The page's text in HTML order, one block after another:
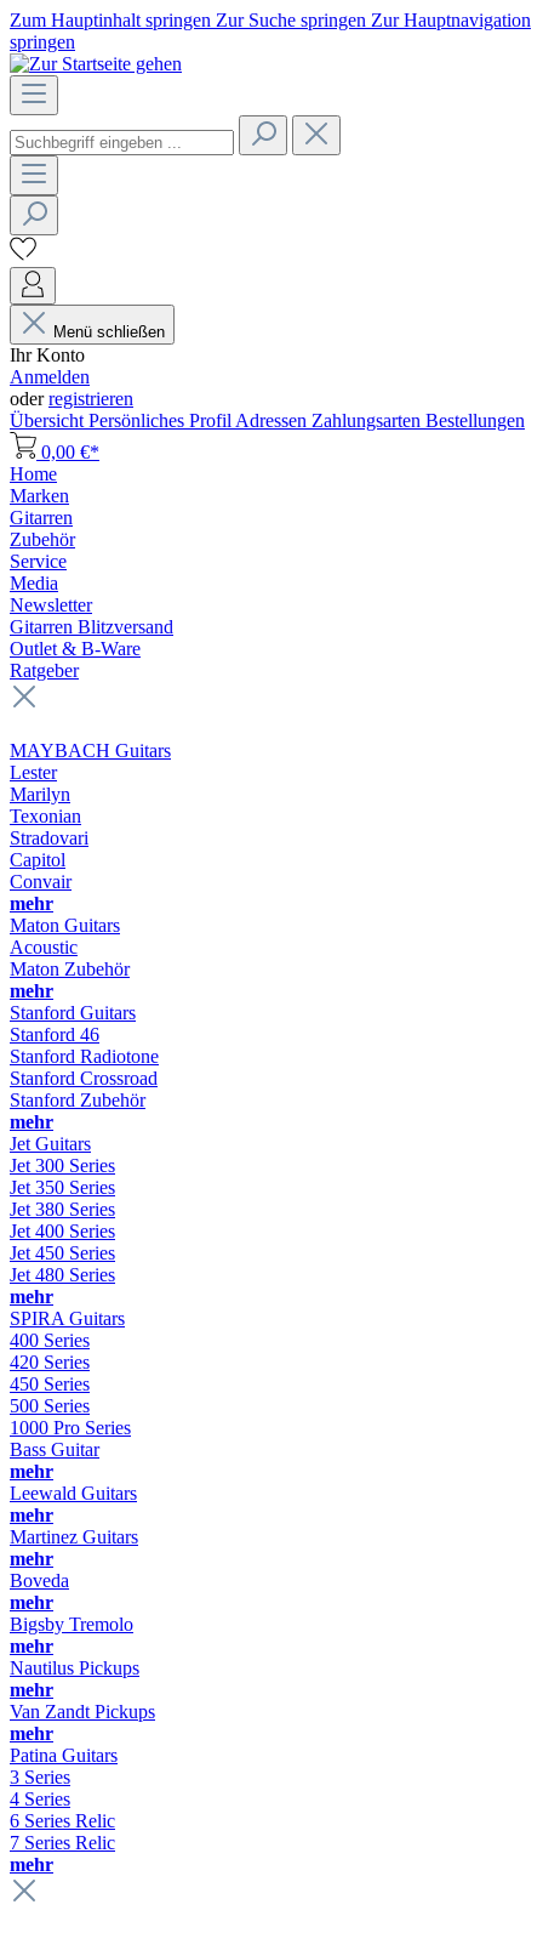
Zum Hauptinhalt springen Zur Suche springen Zur Hauptnavigation
springen
Menü schließen
Ihr Konto
Anmelden
oderregistrieren
Übersicht Persönliches Profil Adressen Zahlungsarten Bestellungen
0,00 €*
Home
Marken
Gitarren
Zubehör
Service
Media
Newsletter
Gitarren Blitzversand
Outlet & B-Ware
Ratgeber
MAYBACH Guitars
Lester
Marilyn
Texonian
Stradovari
Capitol
Convair
mehr
Maton Guitars
Acoustic
Maton Zubehör
mehr
Stanford Guitars
Stanford 46
Stanford Radiotone
Stanford Crossroad
Stanford Zubehör
mehr
Jet Guitars
Jet 300 Series
Jet 350 Series
Jet 380 Series
Jet 400 Series
Jet 450 Series
Jet 480 Series
mehr
SPIRA Guitars
400 Series
420 Series
450 Series
500 Series
1000 Pro Series
Bass Guitar
mehr
Leewald Guitars
mehr
Martinez Guitars
mehr
Boveda
mehr
Bigsby Tremolo
mehr
Nautilus Pickups
mehr
Van Zandt Pickups
mehr
Patina Guitars
3 Series
4 Series
6 Series Relic
7 Series Relic
mehr